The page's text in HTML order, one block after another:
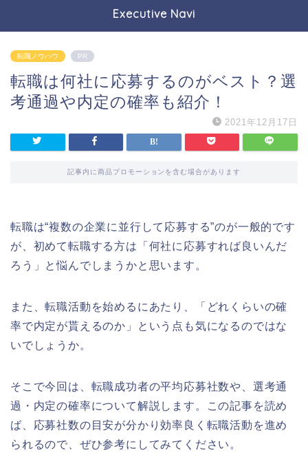
Executive Navi
転職ノウハウ PR
転職は何社に応募するのがベスト？選
考通過や内定の確率も紹介！
2021年12月17日
記事内に商品プロモーションを含む場合があります
転職は“複数の企業に並行して応募する”のが一般的です
が、初めて転職する方は「何社に応募すれば良いんだ
ろう」と悩んでしまうかと思います。
また、転職活動を始めるにあたり、「どれくらいの確
率で内定が貰えるのか」という点も気になるのではな
いでしょうか。
そこで今回は、転職成功者の平均応募社数や、選考通
過・内定の確率について解説します。この記事を読め
ば、応募社数の目安が分かり効率良く転職活動を進め
られるので、ぜひ参考にしてみてください。